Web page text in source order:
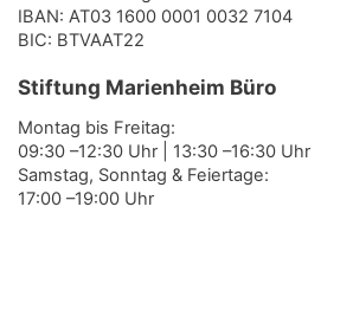
IBAN: AT03 1600 0001 0032 7104
BIC: BTVAAT22
Stiftung Marienheim Büro
Montag bis Freitag:
09:30 –12:30 Uhr | 13:30 –16:30 Uhr
Samstag, Sonntag & Feiertage:
17:00 –19:00 Uhr